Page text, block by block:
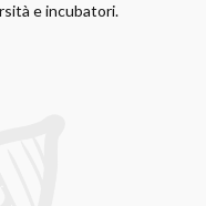
e incubatori.